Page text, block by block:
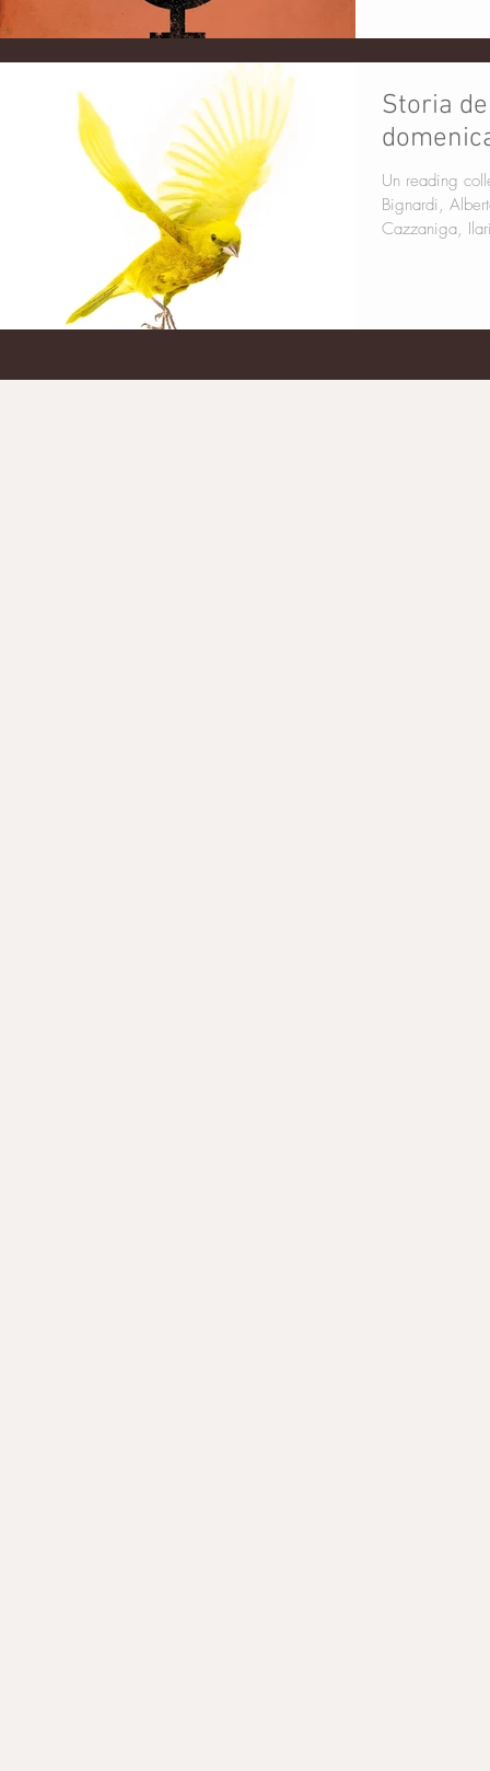
Storia
Un reading
Bignardi,
Cazzaniga,